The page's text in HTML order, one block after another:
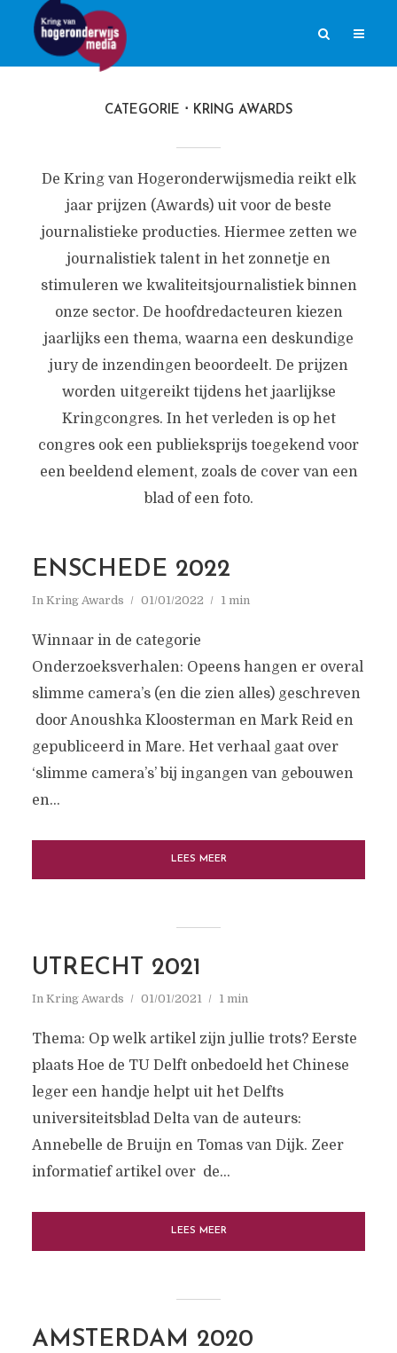
CATEGORIE KRING AWARDS
De Kring van Hogeronderwijsmedia reikt elk
jaar prijzen (Awards) uit voor de beste
journalistieke producties. Hiermee zetten we
journalistiek talent in het zonnetje en
stimuleren we kwaliteitsjournalistiek binnen
onze sector. De hoofdredacteuren kiezen
jaarlijks een thema, waarna een deskundige
jury de inzendingen beoordeelt. De prijzen
worden uitgereikt tijdens het jaarlijkse
Kringcongres. In het verleden is op het
congres ook een publieksprijs toegekend voor
een beeldend element, zoals de cover van een
blad of een foto.
ENSCHEDE 2022
In Kring Awards 01/01/2022 1 min
Winnaar in de categorie
Onderzoeksverhalen: Opeens hangen er overal
slimme camera’s (en die zien alles) geschreven
door Anoushka Kloosterman en Mark Reid en
gepubliceerd in Mare. Het verhaal gaat over
‘slimme camera’s’ bij ingangen van gebouwen
en...
LEES MEER
UTRECHT 2021
In Kring Awards 01/01/2021 1 min
Thema: Op welk artikel zijn jullie trots? Eerste
plaats Hoe de TU Delft onbedoeld het Chinese
leger een handje helpt uit het Delfts
universiteitsblad Delta van de auteurs:
Annebelle de Bruijn en Tomas van Dijk. Zeer
informatief artikel over de...
LEES MEER
AMSTERDAM 2020